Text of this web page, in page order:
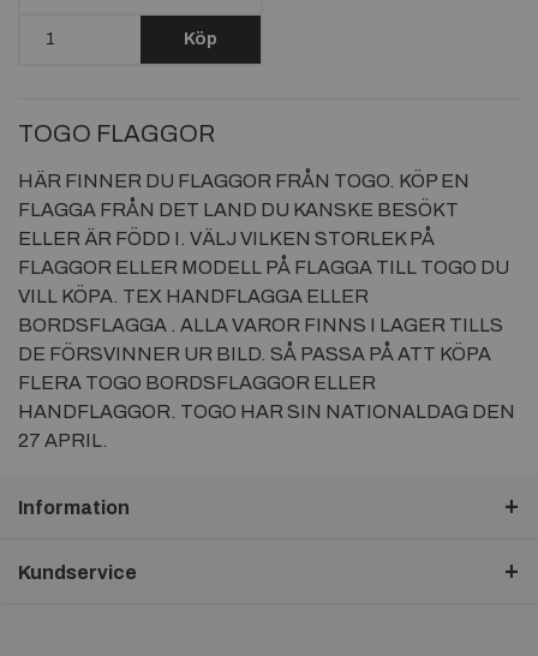
Köp
TOGO FLAGGOR
HÄR FINNER DU FLAGGOR FRÅN TOGO. KÖP EN
FLAGGA FRÅN DET LAND DU KANSKE BESÖKT
ELLER ÄR FÖDD I. VÄLJ VILKEN STORLEK PÅ
FLAGGOR ELLER MODELL PÅ FLAGGA TILL TOGO DU
VILL KÖPA. TEX HANDFLAGGA ELLER
BORDSFLAGGA . ALLA VAROR FINNS I LAGER TILLS
DE FÖRSVINNER UR BILD. SÅ PASSA PÅ ATT KÖPA
FLERA TOGO BORDSFLAGGOR ELLER
HANDFLAGGOR. TOGO HAR SIN NATIONALDAG DEN
27 APRIL.
Information
Kundservice